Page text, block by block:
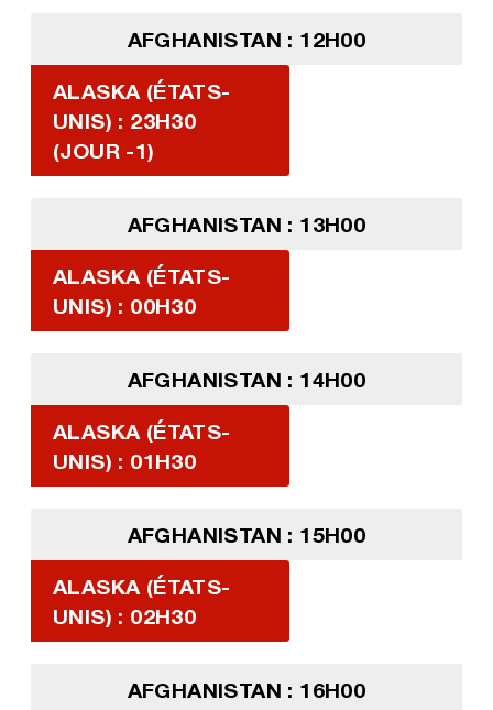
AFGHANISTAN : 12H00
ALASKA (ÉTATS-
UNIS) : 23H30
(JOUR -1)
AFGHANISTAN : 13H00
ALASKA (ÉTATS-
UNIS) : 00H30
AFGHANISTAN : 14H00
ALASKA (ÉTATS-
UNIS) : 01H30
AFGHANISTAN : 15H00
ALASKA (ÉTATS-
UNIS) : 02H30
AFGHANISTAN : 16H00